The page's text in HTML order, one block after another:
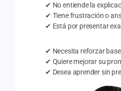
✔ No entiende la
✔ Tiene frustración o
✔ Está por presentar
✔ Necesita reforzar
✔ Quiere mejorar su
✔ Desea aprender sin